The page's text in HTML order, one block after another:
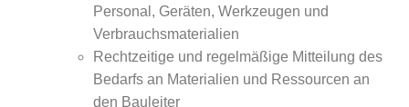
Personal, Geräten, Werkzeugen und
Verbrauchsmaterialien
Rechtzeitige und regelmäßige Mitteilung des
Bedarfs an Materialien und Ressourcen an
den Bauleiter